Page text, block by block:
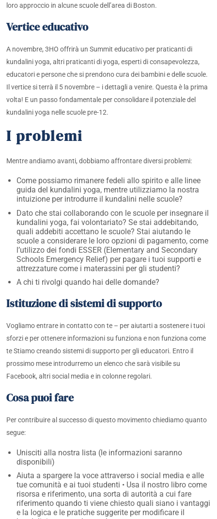
loro approccio in alcune scuole dell’area di Boston.
Vertice educativo
A novembre, 3HO offrirà un Summit educativo per praticanti di
kundalini yoga, altri praticanti di yoga, esperti di consapevolezza,
educatori e persone che si prendono cura dei bambini e delle scuole.
Il vertice si terrà il 5 novembre – i dettagli a venire. Questa è la prima
volta! E un passo fondamentale per consolidare il potenziale del
kundalini yoga nelle scuole pre-12.
I problemi
Mentre andiamo avanti, dobbiamo affrontare diversi problemi:
Come possiamo rimanere fedeli allo spirito e alle linee
guida del kundalini yoga, mentre utilizziamo la nostra
intuizione per introdurre il kundalini nelle scuole?
Dato che stai collaborando con le scuole per insegnare il
kundalini yoga, fai volontariato? Se stai addebitando,
quali addebiti accettano le scuole? Stai aiutando le
scuole a considerare le loro opzioni di pagamento, come
l’utilizzo dei fondi ESSER (Elementary and Secondary
Schools Emergency Relief) per pagare i tuoi supporti e
attrezzature come i materassini per gli studenti?
A chi ti rivolgi quando hai delle domande?
Istituzione di sistemi di supporto
Vogliamo entrare in contatto con te – per aiutarti a sostenere i tuoi
sforzi e per ottenere informazioni su funziona e non funziona come
te Stiamo creando sistemi di supporto per gli educatori. Entro il
prossimo mese introdurremo un elenco che sarà visibile su
Facebook, altri social media e in colonne regolari.
Cosa puoi fare
Per contribuire al successo di questo movimento chiediamo quanto
segue:
Unisciti alla nostra lista (le informazioni saranno
disponibili)
Aiuta a spargere la voce attraverso i social media e alle
tue comunità e ai tuoi studenti • Usa il nostro libro come
risorsa e riferimento, una sorta di autorità a cui fare
riferimento quando ti viene chiesto quali siano i vantaggi
e la logica e le pratiche suggerite per modificare il